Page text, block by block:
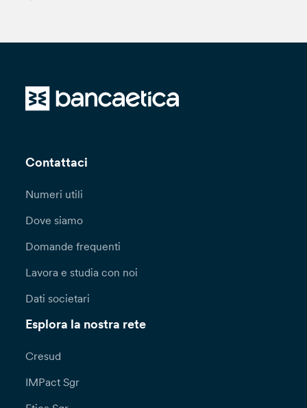
Contattaci
Numeri utili
Dove siamo
Domande frequenti
Lavora e studia con noi
Dati societari
Esplora la nostra rete
Cresud
IMPact Sgr